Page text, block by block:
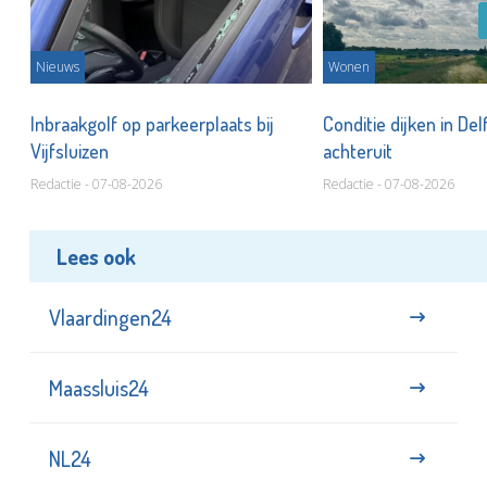
Nieuws
Inbraakgolf op parkeerplaats bij
Vijfsluizen
Redactie - 07-08-2026
Wonen
Conditie dijken in
achteruit
Redactie - 07-08-2026
Lees ook
Vlaardingen24
Maassluis24
NL24